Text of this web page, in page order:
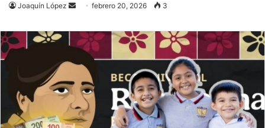
Joaquín López
Send
email
febrero 20, 2026 3